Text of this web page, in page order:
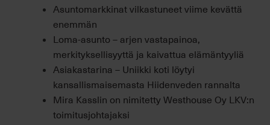
Asuntomarkkinat vilkastuneet viime kevättä
enemmän
Loma-asunto – arjen vastapainoa,
merkityksellisyyttä ja kaivattua elämäntyyliä
Asiakastarina – Uniikki koti löytyi
kansallismaisemasta Hiidenveden rannalta
Mira Kasslin on nimitetty Westhouse Oy LKV:n
toimitusjohtajaksi